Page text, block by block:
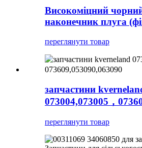
Високоміцний
наконечник плуга
переглянути товар
запчастини
073004,073005，
переглянути товар